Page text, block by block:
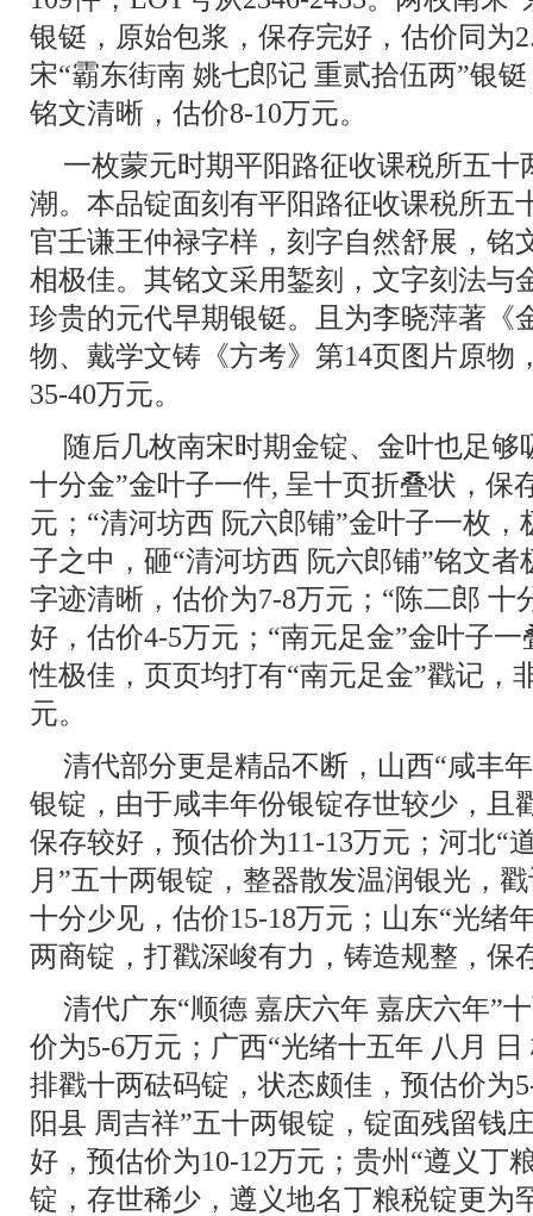
银铤，原始包浆，保存完好，估价同为
宋“霸东街南 姚七郎记 重贰拾伍两”银
铭文清晰，估价8-10万元。
一枚蒙元时期平阳路征收课税所五
潮。本品锭面刻有平阳路征收课税所五
官壬谦王仲禄字样，刻字自然舒展，铭
相极佳。其铭文采用錾刻，文字刻法与
珍贵的元代早期银铤。且为李晓萍著《
物、戴学文铸《方考》第14页图片原物
35-40万元。
随后几枚南宋时期金锭、金叶也足够
十分金”金叶子一件, 呈十页折叠状，保
元；“清河坊西 阮六郎铺”金叶子一枚
子之中，砸“清河坊西 阮六郎铺”铭文
字迹清晰，估价为7-8万元；“陈二郎 十
好，估价4-5万元；“南元足金”金叶子
性极佳，页页均打有“南元足金”戳记，
元。
清代部分更是精品不断，山西“咸丰
银锭，由于咸丰年份银锭存世较少，且
保存较好，预估价为11-13万元；河北“
月”五十两银锭，整器散发温润银光，
十分少见，估价15-18万元；山东“光绪
两商锭，打戳深峻有力，铸造规整，保
清代广东“顺德 嘉庆六年 嘉庆六年”
价为5-6万元；广西“光绪十五年 八月
排戳十两砝码锭，状态颇佳，预估价为
阳县 周吉祥”五十两银锭，锭面残留钱
好，预估价为10-12万元；贵州“遵义丁
锭，存世稀少，遵义地名丁粮税锭更为